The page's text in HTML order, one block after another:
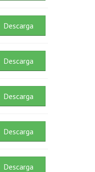
Descarga
Descarga
Descarga
Descarga
Descarga